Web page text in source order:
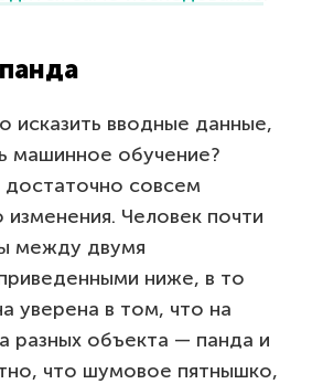
исказить вводные данные,
машинное обучение?
достаточно совсем
изменения. Человек почти
между двумя
ниже, в то
уверена в том, что на
разных объекта — панда и
что шумовое пятнышко,